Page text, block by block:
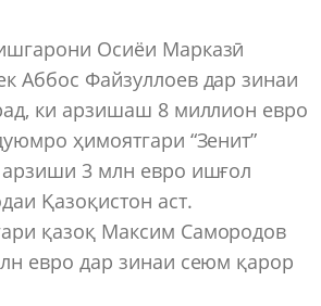
Осиёи Марказӣ
Аббос Файзуллоев дар зинаи
ки арзишаш 8 миллион евро
ҳимоятгари “Зенит”
3 млн евро ишғол
Қазоқистон аст.
қазоқ Максим Самородов
евро дар зинаи сеюм қарор